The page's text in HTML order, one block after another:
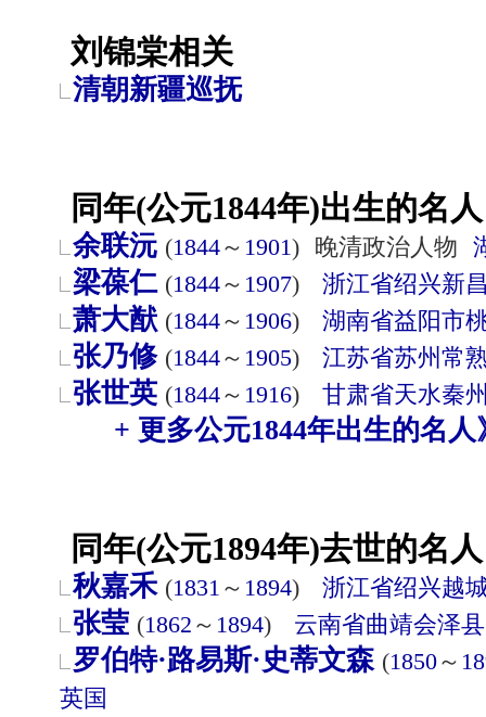
刘锦棠相关
清朝新疆巡抚
同年(公元1844年)出生的名
余联沅 (1844～ 1901) 晚清政治人物
梁葆仁 (1844～ 1907) 浙江省绍兴新
萧大猷 (1844～ 1906) 湖南省益阳市
张乃修 (1844～ 1905) 江苏省苏州 常
张世英 (1844～ 1916) 甘肃省天水秦
+ 更多公元1844年出生的名人
同年(公元1894年)去世的名
秋嘉禾 (1831 ～ 1894) 浙江省绍兴越
张莹 (1862 ～ 1894) 云南省曲靖会泽县
罗伯特·路易斯·史蒂文森 (1850～
英国